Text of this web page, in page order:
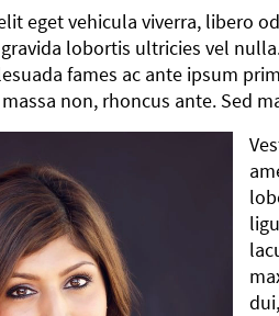
eget vehicula viverra, libero
lobortis ultricies vel
fames ac ante ipsum
non, rhoncus ante. Sed